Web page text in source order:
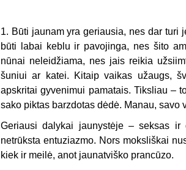
1. Būti jaunam yra geriausia, nes dar turi
būti labai keblu ir pavojinga, nes šito
nūnai neleidžiama, nes jais reikia
šuniui ar katei. Kitaip vaikas užaugs,
apskritai gyvenimui pamatais. Tiksliau –
sako piktas barzdotas dėdė. Manau, savo
Geriausi dalykai jaunystėje – seksas ir
netrūksta entuziazmo. Nors moksliškai
kiek ir meilė, anot jaunatviško prancūzo.